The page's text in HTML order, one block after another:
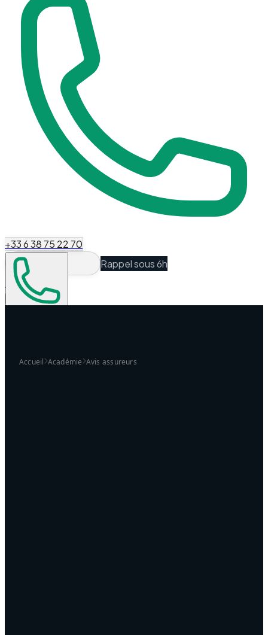
+33 6 38 75 22 70
Rappel sous 6h
Espace Client
Accueil Académie Avis assureurs